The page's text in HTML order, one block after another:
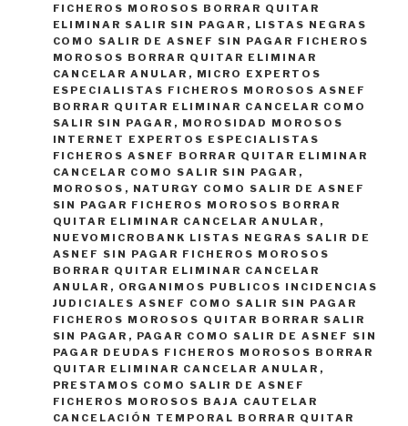
FICHEROS MOROSOS BORRAR QUITAR
ELIMINAR SALIR SIN PAGAR , LISTAS NEGRAS
COMO SALIR DE ASNEF SIN PAGAR FICHEROS
MOROSOS BORRAR QUITAR ELIMINAR
CANCELAR ANULAR , MICRO EXPERTOS
ESPECIALISTAS FICHEROS MOROSOS ASNEF
BORRAR QUITAR ELIMINAR CANCELAR COMO
SALIR SIN PAGAR , MOROSIDAD MOROSOS
INTERNET EXPERTOS ESPECIALISTAS
FICHEROS ASNEF BORRAR QUITAR ELIMINAR
CANCELAR COMO SALIR SIN PAGAR ,
MOROSOS , NATURGY COMO SALIR DE ASNEF
SIN PAGAR FICHEROS MOROSOS BORRAR
QUITAR ELIMINAR CANCELAR ANULAR ,
NUEVOMICROBANK LISTAS NEGRAS SALIR DE
ASNEF SIN PAGAR FICHEROS MOROSOS
BORRAR QUITAR ELIMINAR CANCELAR
ANULAR , ORGANIMOS PUBLICOS INCIDENCIAS
JUDICIALES ASNEF COMO SALIR SIN PAGAR
FICHEROS MOROSOS QUITAR BORRAR SALIR
SIN PAGAR , PAGAR COMO SALIR DE ASNEF SIN
PAGAR DEUDAS FICHEROS MOROSOS BORRAR
QUITAR ELIMINAR CANCELAR ANULAR ,
PRESTAMOS COMO SALIR DE ASNEF
FICHEROS MOROSOS BAJA CAUTELAR
CANCELACIÓN TEMPORAL BORRAR QUITAR